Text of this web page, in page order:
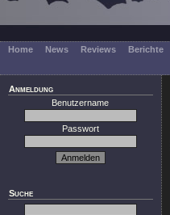
Home News Reviews Berichte
Anmeldung
Benutzername
Passwort
Suche